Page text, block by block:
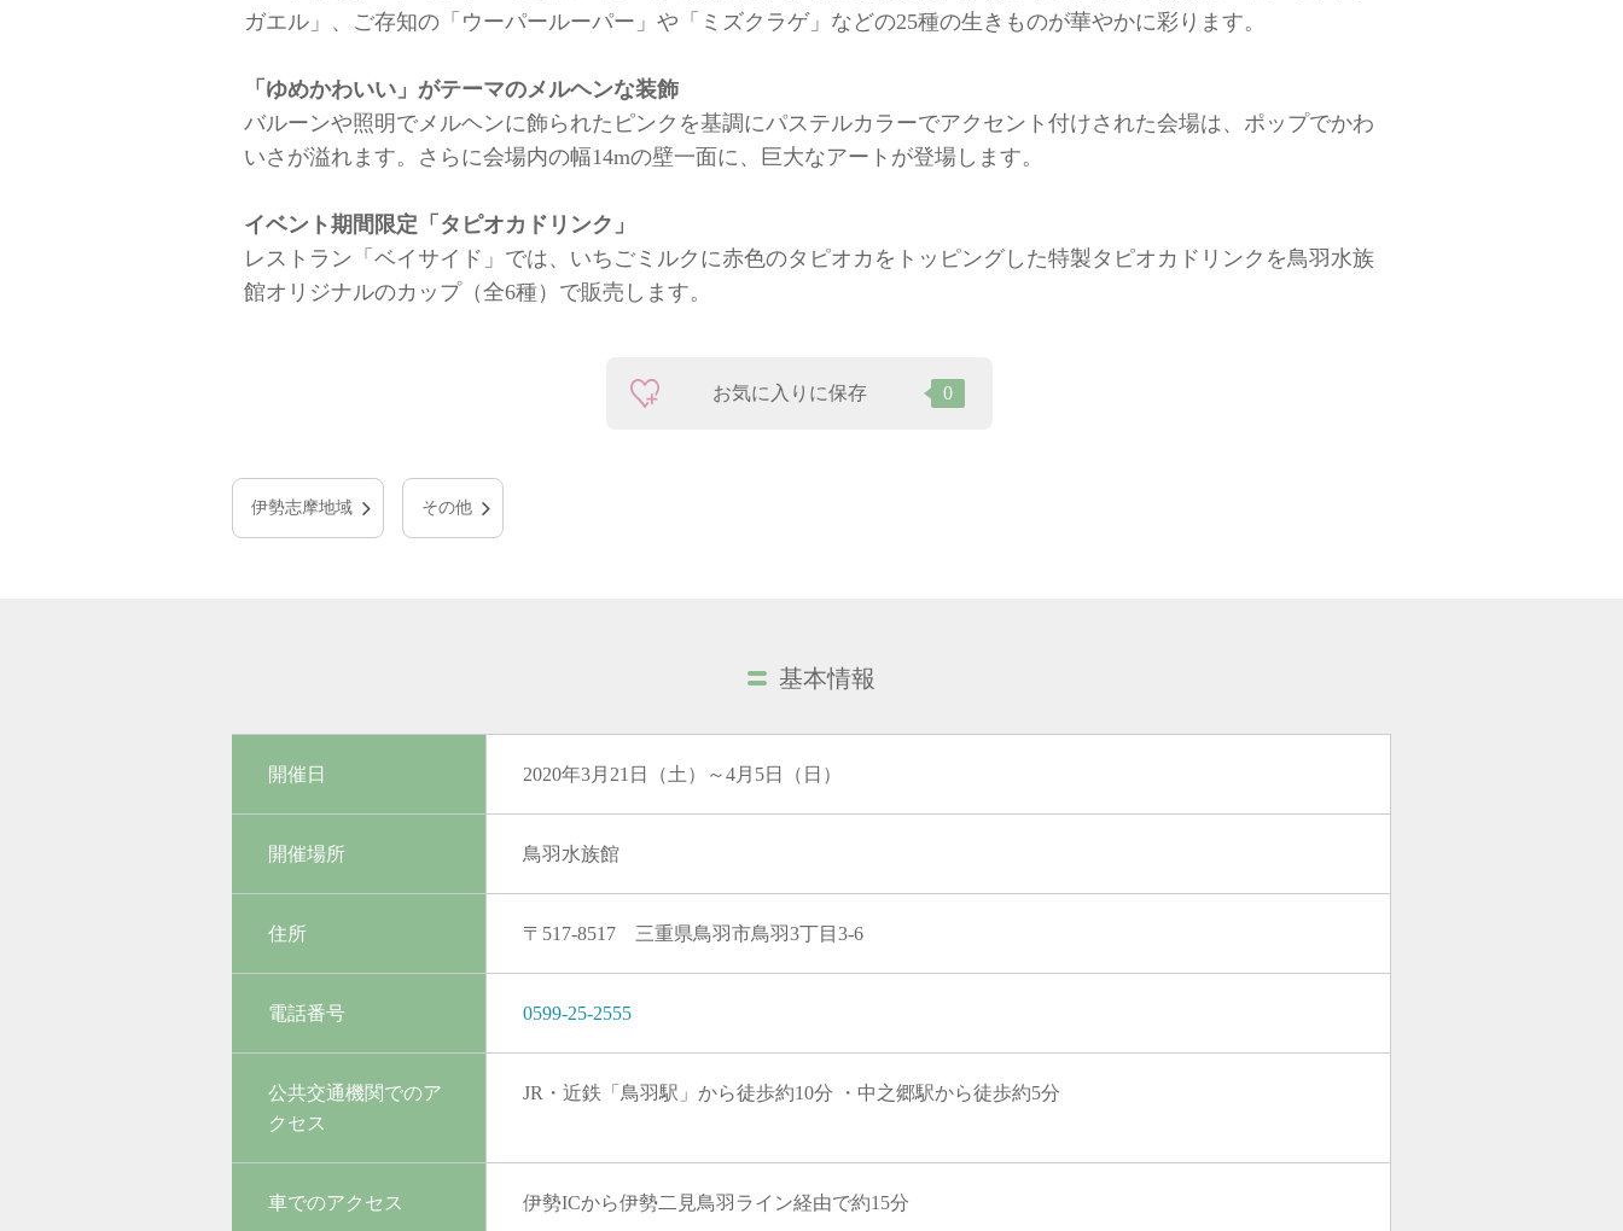
ガエル」、ご存知の「ウーパールーパー」や「ミズクラゲ」などの25種の生きものが華やかに彩ります。
「ゆめかわいい」がテーマのメルヘンな装飾
バルーンや照明でメルヘンに飾られたピンクを基調にパステルカラーでアクセント付けされた会場は、ポップでかわ
いさが溢れます。さらに会場内の幅14mの壁一面に、巨大なアートが登場します。
イベント期間限定「タピオカドリンク」
レストラン「ベイサイド」では、いちごミルクに赤色のタピオカをトッピングした特製タピオカドリンクを鳥羽水族
館オリジナルのカップ（全6種）で販売します。
お気に入りに保存 0
伊勢志摩地域 その他
基本情報
開催日 2020年3月21日（土）～4月5日（日）
開催場所 鳥羽水族館
住所 〒517-8517 三重県鳥羽市鳥羽3丁目3-6
電話番号 0599-25-2555
公共交通機関でのア
クセス
JR・近鉄「鳥羽駅」から徒歩約10分 ・中之郷駅から徒歩約5分
車でのアクセス 伊勢ICから伊勢二見鳥羽ライン経由で約15分